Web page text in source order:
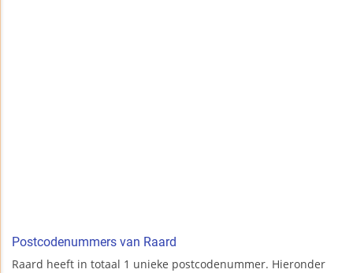
Postcodenummers van Raard
Raard heeft in totaal 1 unieke postcodenummer. Hieronder